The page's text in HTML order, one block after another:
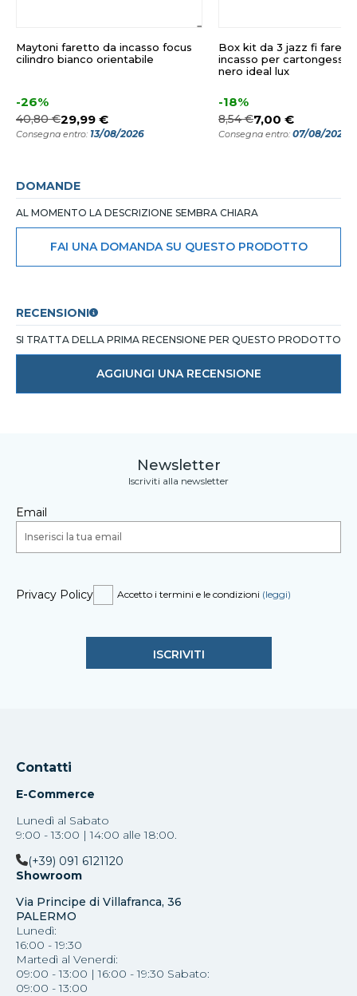
Maytoni faretto da incasso focus
cilindro bianco orientabile
-26%
40,80 €29,99 €
Consegna entro: 13/08/2026
Box kit da 3 jazz fi
incasso per cartongesso
nero ideal lux
-18%
8,54 €7,00 €
Consegna entro: 07/08/2026
DOMANDE
AL MOMENTO LA DESCRIZIONE SEMBRA CHIARA
FAI UNA DOMANDA SU QUESTO PRODOTTO
RECENSIONI
SI TRATTA DELLA PRIMA RECENSIONE PER QUESTO PRODOTTO
AGGIUNGI UNA RECENSIONE
Newsletter
Iscriviti alla newsletter
Email
Privacy Policy Accetto i termini e le condizioni (leggi)
Contatti
E-Commerce
Lunedì al Sabato
9:00 - 13:00 | 14:00 alle 18:00.
(+39) 091 6121120
Showroom
Via Principe di Villafranca, 36
PALERMO
Lunedì:
16:00 - 19:30
Martedì al Venerdi:
09:00 - 13:00 | 16:00 - 19:30 Sabato:
09:00 - 13:00